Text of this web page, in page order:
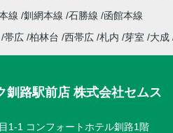
線 釧網本線 石勝線
函館本線
帯広 柏林台 西帯広 札内 芽室 大成
釧路駅前店 株式会社セムス
1-1 コンフォートホテル釧路1階